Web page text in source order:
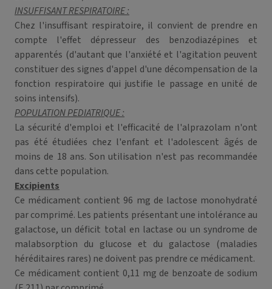
INSUFFISANT RESPIRATOIRE :
Chez l'insuffisant respiratoire, il convient de prendre en
compte l'effet dépresseur des benzodiazépines et
apparentés (d'autant que l'anxiété et l'agitation peuvent
constituer des signes d'appel d'une décompensation de la
fonction respiratoire qui justifie le passage en unité de
soins intensifs).
POPULATION PEDIATRIQUE :
La sécurité d'emploi et l'efficacité de l'alprazolam n'ont
pas été étudiées chez l'enfant et l'adolescent âgés de
moins de 18 ans. Son utilisation n'est pas recommandée
dans cette population.
Excipients
Ce médicament contient 96 mg de lactose monohydraté
par comprimé. Les patients présentant une intolérance au
galactose, un déficit total en lactase ou un syndrome de
malabsorption du glucose et du galactose (maladies
héréditaires rares) ne doivent pas prendre ce médicament.
Ce médicament contient 0,11 mg de benzoate de sodium